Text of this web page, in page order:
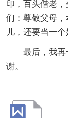
印，百头偕老
们：尊敬父母
儿，还要当一个
最后，我
谢。